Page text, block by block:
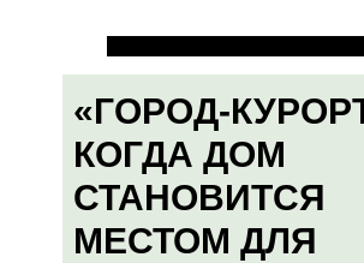
«ГОРОД-
КОГДА ДОМ
СТАНОВИТСЯ
МЕСТОМ ДЛЯ